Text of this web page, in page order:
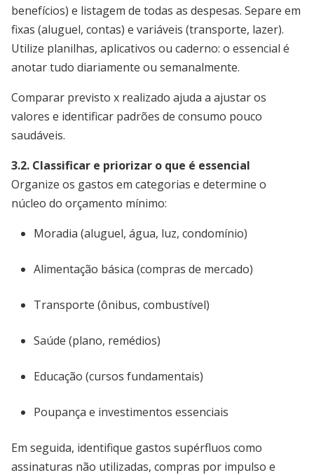
benefícios) e listagem de todas as despesas. Separe em
fixas (aluguel, contas) e variáveis (transporte, lazer).
Utilize planilhas, aplicativos ou caderno: o essencial é
anotar tudo diariamente ou semanalmente.
Comparar previsto x realizado ajuda a ajustar os
valores e identificar padrões de consumo pouco
saudáveis.
3.2. Classificar e priorizar o que é essencial
Organize os gastos em categorias e determine o
núcleo do orçamento mínimo:
Moradia (aluguel, água, luz, condomínio)
Alimentação básica (compras de mercado)
Transporte (ônibus, combustível)
Saúde (plano, remédios)
Educação (cursos fundamentais)
Poupança e investimentos essenciais
Em seguida, identifique gastos supérfluos como
assinaturas não utilizadas, compras por impulso e